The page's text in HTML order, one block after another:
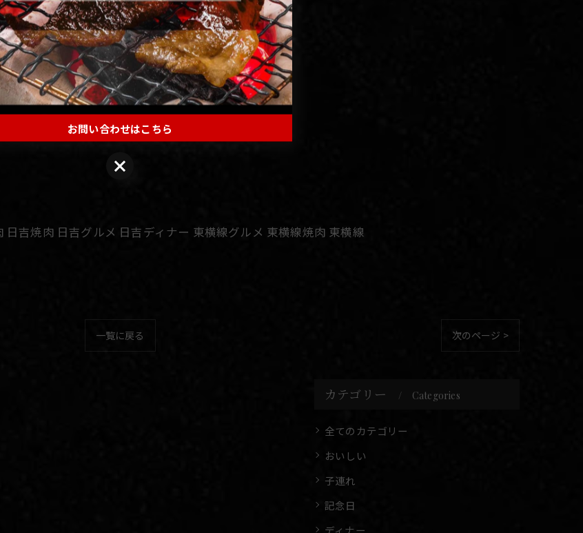
吉焼肉 日吉グルメ 日吉ディナー 東横線グルメ 東横線焼肉 東横線
一覧に戻る 次のページ >
カテゴリー Categories
全てのカテゴリー
おいしい
子連れ
記念日
ディナー
お問い合わせはこちら